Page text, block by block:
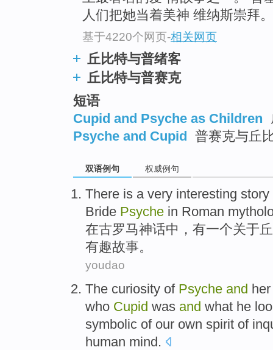
人们把她当着美神 维纳斯崇拜。
基于4220个网页-相关网页
丘比特与普绪客
丘比特与普赛克
短语
Cupid and Psyche as Children
Psyche and Cupid
普赛克与丘
双语例句 权威例句
There is avery interesting story
Bride Psyche in Roman
在古罗马神话中， 有一个关于
有趣故事。
youdao
The curiosity of Psyche and her
who Cupid was and what he
symbolic of our own spirit of
human mind.